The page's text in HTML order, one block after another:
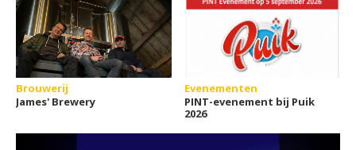
Brouwerij
James' Brewery
Evenementen
PINT-evenement bij Puik
2026